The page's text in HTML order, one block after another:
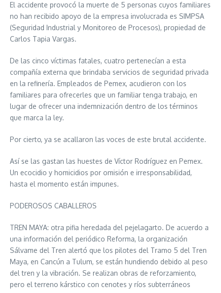
El accidente provocó la muerte de 5 personas cuyos familiares
no han recibido apoyo de la empresa involucrada es SIMPSA
(Seguridad Industrial y Monitoreo de Procesos), propiedad de
Carlos Tapia Vargas.
De las cinco víctimas fatales, cuatro pertenecían a esta
compañía externa que brindaba servicios de seguridad privada
en la refinería. Empleados de Pemex, acudieron con los
familiares para ofrecerles que un familiar tenga trabajo, en
lugar de ofrecer una indemnización dentro de los términos
que marca la ley.
Por cierto, ya se acallaron las voces de este brutal accidente.
Así se las gastan las huestes de Víctor Rodríguez en Pemex.
Un ecocidio y homicidios por omisión e irresponsabilidad,
hasta el momento están impunes.
PODEROSOS CABALLEROS
TREN MAYA: otra pifia heredada del pejelagarto. De acuerdo a
una información del periódico Reforma, la organización
Sálvame del Tren alertó que los pilotes del Tramo 5 del Tren
Maya, en Cancún a Tulum, se están hundiendo debido al peso
del tren y la vibración. Se realizan obras de reforzamiento,
pero el terreno kárstico con cenotes y ríos subterráneos